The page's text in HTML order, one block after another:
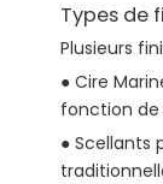
Types de
Plusieurs
● Cire
fonction de
● Scellants